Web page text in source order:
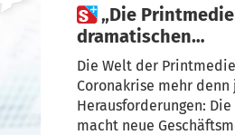
 „Die Printmedien stehen vor
dramatischen
Die Welt der
Coronakrise mehr denn
Herausforderungen:
macht neue